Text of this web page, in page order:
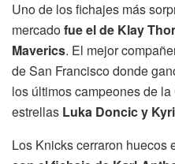
Uno de los fichajes más
mercadofue el de Klay
Maverics. El mejor
de San Francisco donde
los últimos campeones de
estrellas Luka Doncic y
Los Knicks cerraron huecos